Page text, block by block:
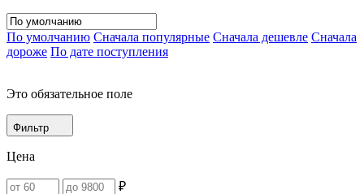
По умолчанию Сначала популярные Сначала дешевле Сначала
дороже По дате поступления
Это обязательное поле
Фильтр
Цена
₽